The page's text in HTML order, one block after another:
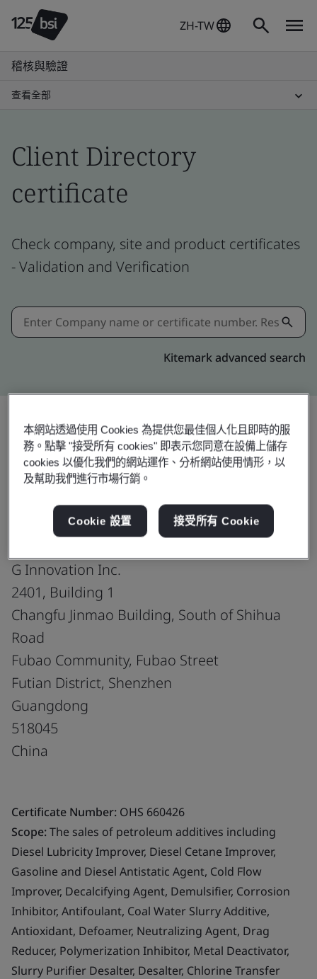
ZH-TW
稽核與驗證
查看全部
Client Directory
certificate
Check company, site and product certificates
- Validation and Verification
Kitemark advanced search
分享:
ISO 45001:2018
G Innovation Inc.
2401, Building 1
Changfu Jinmao Building, South of Shihua
Road
Fubao Community, Fubao Street
Futian District, Shenzhen
Guangdong
518045
China
Certificate Number: OHS 660426
Scope:The sales of petroleum additives including
Diesel Lubricity Improver, Diesel Cetane Improver,
Gasoline and Diesel Antistatic Agent, Cold Flow
Improver, Decalcifying Agent, Demulsifier, Corrosion
Inhibitor, Antifoulant, Coal Water Slurry Additive,
Antioxidant, Defoamer, Neutralizing Agent, Drag
Reducer, Polymerization Inhibitor, Metal Deactivator,
Slurry Purifier Desalter, Desalter, Chlorine Transfer
本網站透過使用 Cookies 為提供您最佳個人化且即時的服
務。點擊 "接受所有 cookies" 即表示您同意在設備上儲存
cookies 以優化我們的網站運作、分析網站使用情形，以
及幫助我們進行市場行銷。
Cookie 設置 接受所有 Cookie